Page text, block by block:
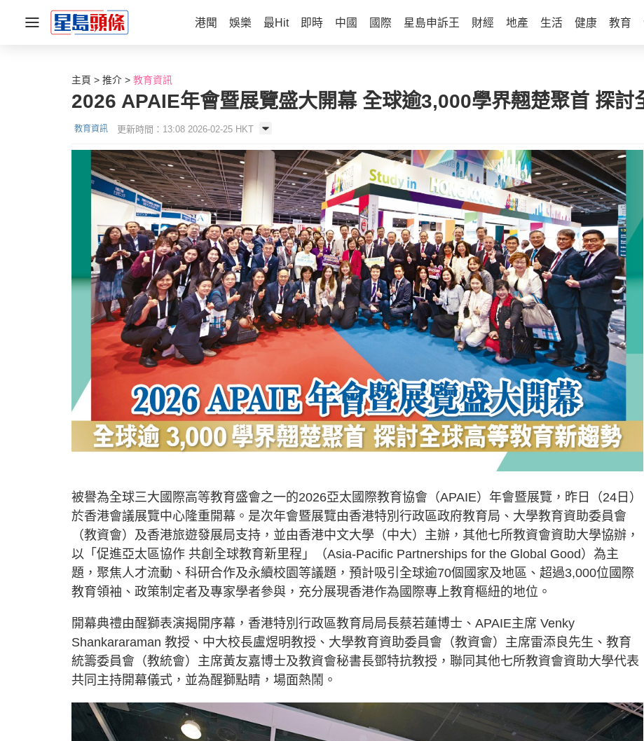
港聞 娛樂 最Hit 即時 中國 國際 星島申訴王 財經 地產 生活 健康 教育
主頁 推介 教育資訊
2026 APAIE年會暨展覽盛大開幕 全球逾3,000學界翹楚聚首 探討
教育資訊 更新時間：13:08 2026-02-25 HKT
被譽為全球三大國際高等教育盛會之一的2026亞太國際教育協會（APAIE）年會暨展覽，昨日（24日）
於香港會議展覽中心隆重開幕。是次年會暨展覽由香港特別行政區政府教育局、大學教育資助委員會
（教資會）及香港旅遊發展局支持，並由香港中文大學（中大）主辦，其他七所教資會資助大學協辦，
以「促進亞太區協作 共創全球教育新里程」（Asia-Pacific Partnerships for the Global Good）為主
題，聚焦人才流動、科研合作及永續校園等議題，預計吸引全球逾70個國家及地區、超過3,000位國際
教育領袖、政策制定者及專家學者參與，充分展現香港作為國際專上教育樞紐的地位。
開幕典禮由醒獅表演揭開序幕，香港特別行政區教育局局長蔡若蓮博士、APAIE主席 Venky
Shankararaman 教授、中大校長盧煜明教授、大學教育資助委員會（教資會）主席雷添良先生、教育
統籌委員會（教統會）主席黃友嘉博士及教資會秘書長鄧特抗教授，聯同其他七所教資會資助大學代表
共同主持開幕儀式，並為醒獅點睛，場面熱鬧。